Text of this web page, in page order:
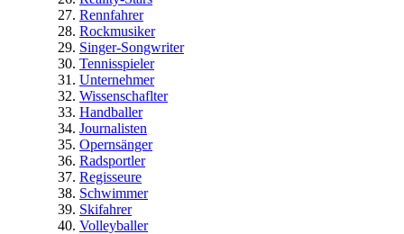
Rennfahrer
Rockmusiker
Singer-Songwriter
Tennisspieler
Unternehmer
Wissenschaflter
Handballer
Journalisten
Opernsänger
Radsportler
Regisseure
Schwimmer
Skifahrer
Volleyballer